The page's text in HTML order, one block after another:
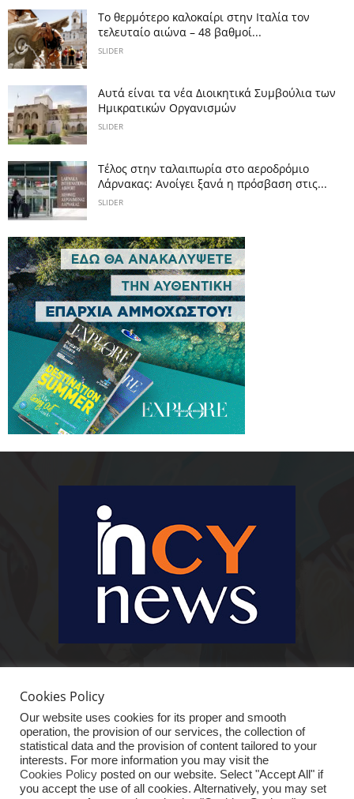
Το θερμότερο καλοκαίρι στην Ιταλία τον
τελευταίο αιώνα – 48 βαθμοί...
SLIDER
Αυτά είναι τα νέα Διοικητικά Συμβούλια των
Ημικρατικών Οργανισμών
SLIDER
Tέλος στην ταλαιπωρία στο αεροδρόμιο
Λάρνακας: Ανοίγει ξανά η πρόσβαση στις...
SLIDER
είστε πραγματικά in cynews στην επικαιρότητα.
Cookies Policy
Our website uses cookies for its proper and smooth
operation, the provision of our services, the collection of
statistical data and the provision of content tailored to your
interests. For more information you may visit the
Cookies Policy posted on our website. Select "Accept All" if
you accept the use of all cookies. Alternatively, you may set